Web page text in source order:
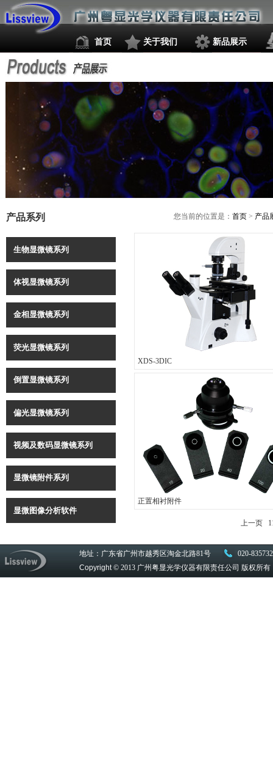
首页 关于我们 新品展示
产品系列
生物显微镜系列
体视显微镜系列
金相显微镜系列
荧光显微镜系列
倒置显微镜系列
偏光显微镜系列
视频及数码显微镜系列
显微镜附件系列
显微图像分析软件
您当前的位置是： 首页 > 产品
XDS-3DIC
正置相衬附件
上一页
地址：广东省广州市越秀区淘金北路81号
020-
Copyright© 2013 广州粤显光学仪器有限责任公司 版权所有